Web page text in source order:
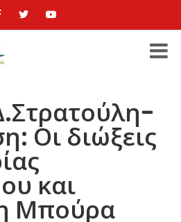
Οι διώξεις
και
Μπούρα